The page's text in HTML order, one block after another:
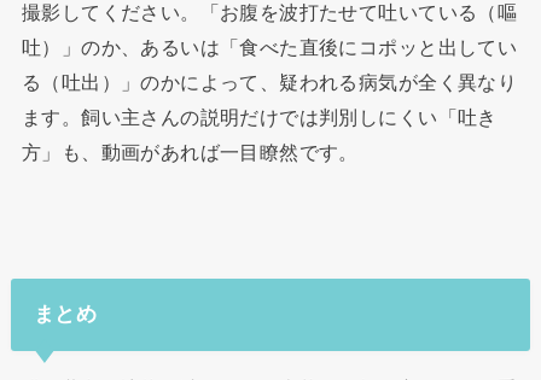
撮影してください。「お腹を波打たせて吐いている（嘔
吐）」のか、あるいは「食べた直後にコポッと出してい
る（吐出）」のかによって、疑われる病気が全く異なり
ます。飼い主さんの説明だけでは判別しにくい「吐き
方」も、動画があれば一目瞭然です。
まとめ